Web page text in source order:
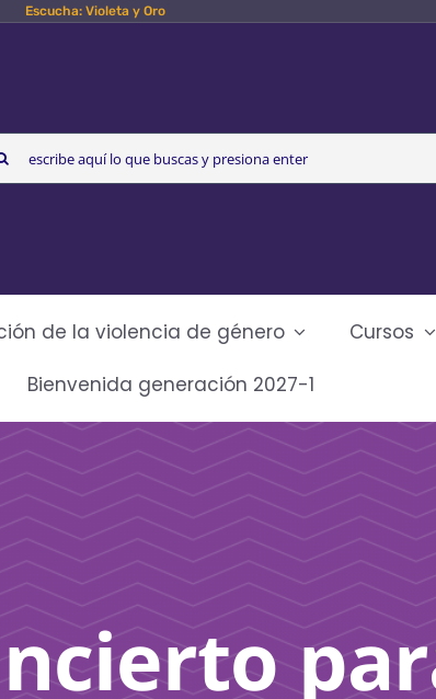
Escucha: Violeta y Oro
de la violencia de género Cursos
Bienvenida generación 2027-1